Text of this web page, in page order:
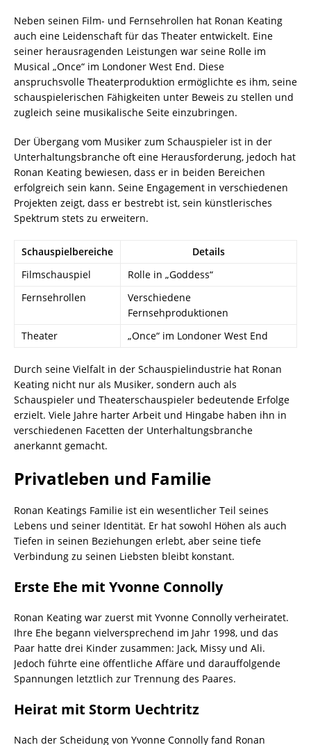
Neben seinen Film- und Fernsehrollen hat Ronan Keating
auch eine Leidenschaft für das Theater entwickelt. Eine
seiner herausragenden Leistungen war seine Rolle im
Musical „Once“ im Londoner West End. Diese
anspruchsvolle Theaterproduktion ermöglichte es ihm, seine
schauspielerischen Fähigkeiten unter Beweis zu stellen und
zugleich seine musikalische Seite einzubringen.
Der Übergang vom Musiker zum Schauspieler ist in der
Unterhaltungsbranche oft eine Herausforderung, jedoch hat
Ronan Keating bewiesen, dass er in beiden Bereichen
erfolgreich sein kann. Seine Engagement in verschiedenen
Projekten zeigt, dass er bestrebt ist, sein künstlerisches
Spektrum stets zu erweitern.
Schauspielbereiche
Details
Filmschauspiel
Rolle in „Goddess“
Fernsehrollen
Verschiedene
Fernsehproduktionen
Theater
„Once“ im Londoner West End
Durch seine Vielfalt in der Schauspielindustrie hat Ronan
Keating nicht nur als Musiker, sondern auch als
Schauspieler und Theaterschauspieler bedeutende Erfolge
erzielt. Viele Jahre harter Arbeit und Hingabe haben ihn in
verschiedenen Facetten der Unterhaltungsbranche
anerkannt gemacht.
Privatleben und Familie
Ronan Keatings Familie ist ein wesentlicher Teil seines
Lebens und seiner Identität. Er hat sowohl Höhen als auch
Tiefen in seinen Beziehungen erlebt, aber seine tiefe
Verbindung zu seinen Liebsten bleibt konstant.
Erste Ehe mit Yvonne Connolly
Ronan Keating war zuerst mit Yvonne Connolly verheiratet.
Ihre Ehe begann vielversprechend im Jahr 1998, und das
Paar hatte drei Kinder zusammen: Jack, Missy und Ali.
Jedoch führte eine öffentliche Affäre und darauffolgende
Spannungen letztlich zur Trennung des Paares.
Heirat mit Storm Uechtritz
Nach der Scheidung von Yvonne Connolly fand Ronan